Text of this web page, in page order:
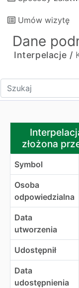
Umów wizytę
Dane
Interpelacje /
Wpisz tekst do
Interpelacja nr
złożona
Symbol
Osoba
odpowiedzialna
Data
utworzenia
Udostępnił
Data
udostępnienia